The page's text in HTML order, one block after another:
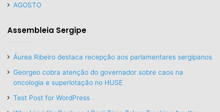
AGOSTO
Assembleia Sergipe
Áurea Ribeiro destaca recepção aos parlamentares sergipanos
Georgeo cobra atenção do governador sobre caos na
oncologia e superlotação no HUSE
Test Post for WordPress